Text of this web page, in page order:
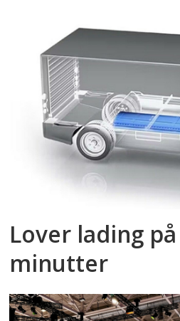
Lover lading
minutter